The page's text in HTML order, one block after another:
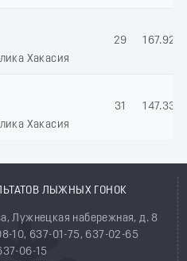
Хакасия
29 167.92
Хакасия
31 147.33
ЛЫЖНЫХ ГОНОК
Лужнецкая набережная, д. 8
10, 637-01-75, 637-02-65
06-15